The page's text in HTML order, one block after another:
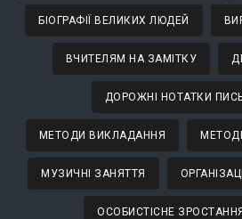
БІОГРАФІЇ ВЕЛИКИХ ЛЮДЕЙ
ВЧИТЕЛЯМ НА ЗАМІТКУ
ДОРОЖНІ НОТАТКИ
МЕТОДИ ВИКЛАДАННЯ
МУЗИЧНІ ЗАНЯТТЯ
ОСОБИСТІСНЕ